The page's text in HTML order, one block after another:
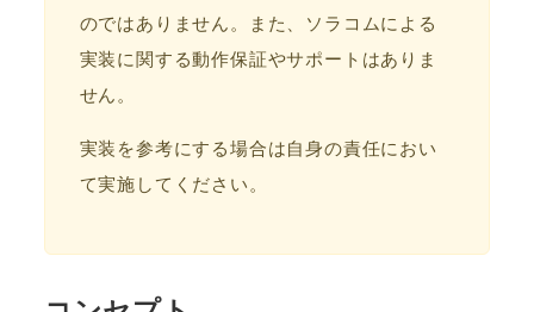
のではありません。また、ソラコムによる
実装に関する動作保証やサポートはありま
せん。
実装を参考にする場合は自身の責任におい
て実施してください。